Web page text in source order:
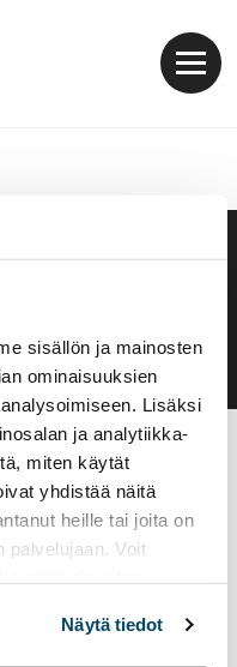
sisällön ja mainosten
ominaisuuksien
Lisäksi
ja analytiikka-
miten käytät
yhdistää näitä
heille tai joita on
palvelujaan. Voit
Näytä tiedot